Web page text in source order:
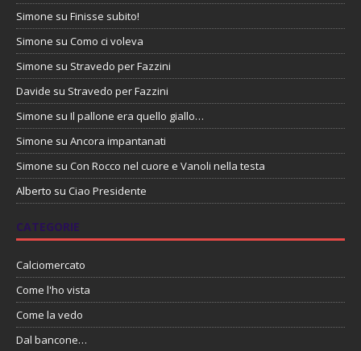
Simone su Finisse subito!
Simone su Como ci voleva
Simone su Stravedo per Fazzini
Davide su Stravedo per Fazzini
Simone su Il pallone era quello giallo…
Simone su Ancora impantanati
Simone su Con Rocco nel cuore e Vanoli nella testa
Alberto su Ciao Presidente
CATEGORIE
Calciomercato
Come l'ho vista
Come la vedo
Dal bancone…